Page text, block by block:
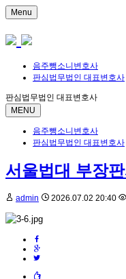
Menu
음주뺑소니변호사
판심법무법인 대표변호사
판심법무법인 대표변호사
MENU
음주뺑소니변호사
판심법무법인 대표변호사
서울법대 부장
admin 2026.07.02 20:40